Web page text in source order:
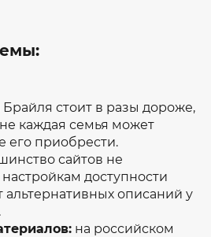
стоит в разы дороже,
каждая семья может
его приобрести.
сайтов не
доступности
альтернативных описаний у
на российском